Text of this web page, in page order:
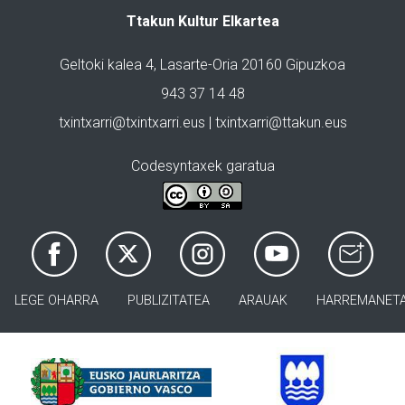
Ttakun Kultur Elkartea
Geltoki kalea 4, Lasarte-Oria 20160 Gipuzkoa
943 37 14 48
txintxarri@txintxarri.eus | txintxarri@ttakun.eus
Codesyntaxek garatua
LEGE OHARRA PUBLIZITATEA ARAUAK